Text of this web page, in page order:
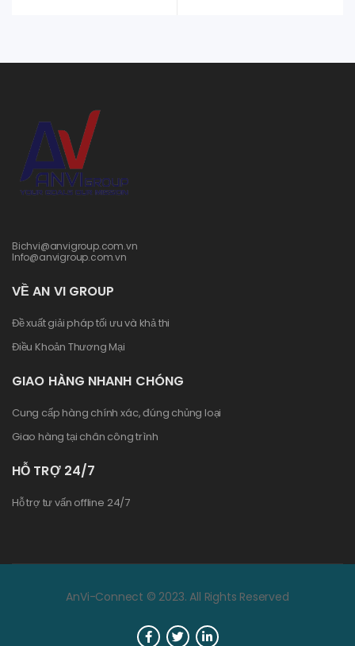
Bichvi@anvigroup.com.vn
Info@anvigroup.com.vn
VỀ AN VI GROUP
Đề xuất giải pháp tối ưu và khả thi
Điều Khoản Thương Mại
GIAO HÀNG NHANH CHÓNG
Cung cấp hàng chính xác, đúng chủng loại
Giao hàng tại chân công trình
HỖ TRỢ 24/7
Hỗ trợ tư vấn offline 24/7
AnVi-Connect © 2023. All Rights Reserved